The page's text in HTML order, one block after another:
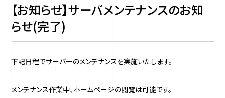
【お知らせ】サーバメンテナンスのお知
らせ(完了)
下記日程でサーバーのメンテナンスを実施いたします。
メンテナンス作業中、ホームページの閲覧は可能です。